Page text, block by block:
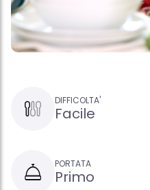
DIFFICOLTA'
Facile
PORTATA
Primo